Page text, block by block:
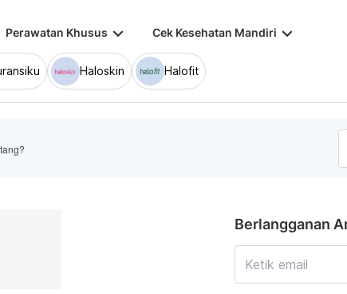
Perawatan Khusus keyboard_arrow_down Cek Kesehatan Mandiri keyboard_arrow_down
Haloskin Halofit
Berlangganan